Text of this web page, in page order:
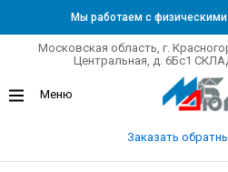
Мы работаем с
Московская область, г.
Центральная, д. 6Бс1
Заказать